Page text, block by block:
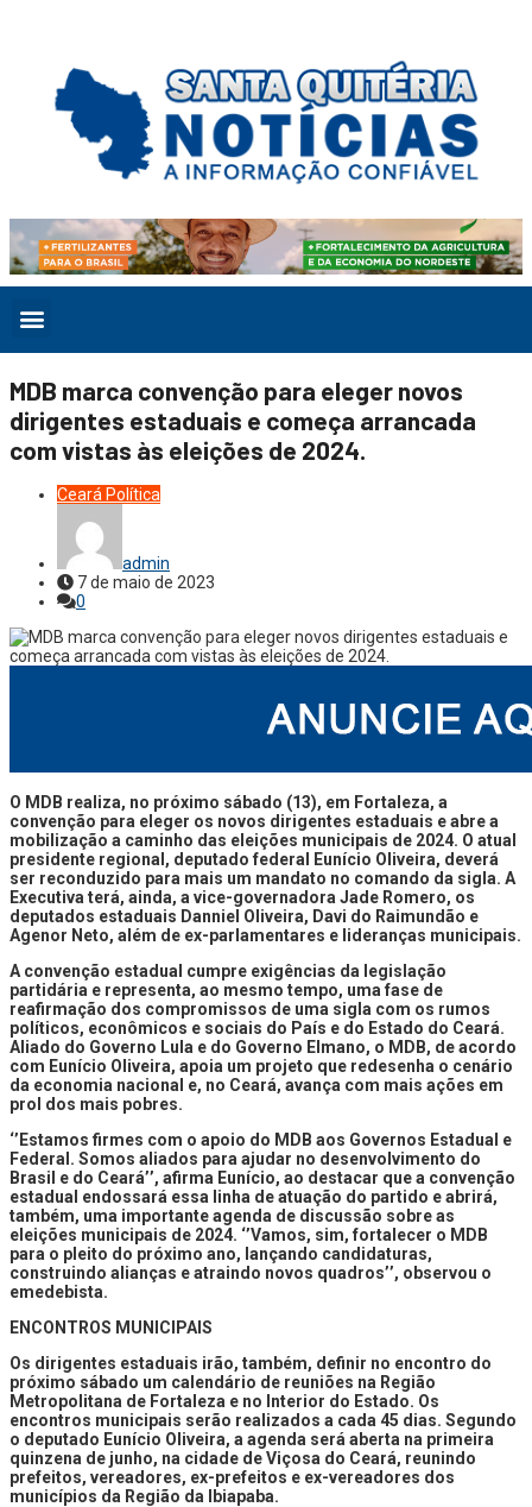
MDB marca convenção para eleger novos
dirigentes estaduais e começa arrancada
com vistas às eleições de 2024.
Ceará Política
admin
7 de maio de 2023
0
O MDB realiza, no próximo sábado (13), em Fortaleza, a
convenção para eleger os novos dirigentes estaduais e abre a
mobilização a caminho das eleições municipais de 2024. O atual
presidente regional, deputado federal Eunício Oliveira, deverá
ser reconduzido para mais um mandato no comando da sigla. A
Executiva terá, ainda, a vice-governadora Jade Romero, os
deputados estaduais Danniel Oliveira, Davi do Raimundão e
Agenor Neto, além de ex-parlamentares e lideranças municipais.
A convenção estadual cumpre exigências da legislação
partidária e representa, ao mesmo tempo, uma fase de
reafirmação dos compromissos de uma sigla com os rumos
políticos, econômicos e sociais do País e do Estado do Ceará.
Aliado do Governo Lula e do Governo Elmano, o MDB, de acordo
com Eunício Oliveira, apoia um projeto que redesenha o cenário
da economia nacional e, no Ceará, avança com mais ações em
prol dos mais pobres.
‘’Estamos firmes com o apoio do MDB aos Governos Estadual e
Federal. Somos aliados para ajudar no desenvolvimento do
Brasil e do Ceará’’, afirma Eunício, ao destacar que a convenção
estadual endossará essa linha de atuação do partido e abrirá,
também, uma importante agenda de discussão sobre as
eleições municipais de 2024. ‘’Vamos, sim, fortalecer o MDB
para o pleito do próximo ano, lançando candidaturas,
construindo alianças e atraindo novos quadros’’, observou o
emedebista.
ENCONTROS MUNICIPAIS
Os dirigentes estaduais irão, também, definir no encontro do
próximo sábado um calendário de reuniões na Região
Metropolitana de Fortaleza e no Interior do Estado. Os
encontros municipais serão realizados a cada 45 dias. Segundo
o deputado Eunício Oliveira, a agenda será aberta na primeira
quinzena de junho, na cidade de Viçosa do Ceará, reunindo
prefeitos, vereadores, ex-prefeitos e ex-vereadores dos
municípios da Região da Ibiapaba.